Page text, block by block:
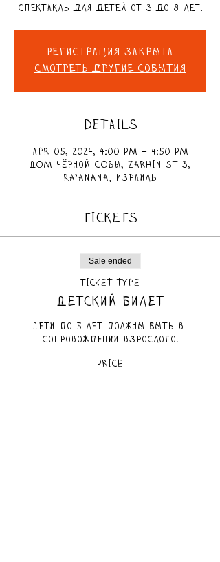
Спектакль для детей от 3 до 9 лет.
Регистрация закрыта
Смотреть другие события
DETAILS
Apr 05, 2024, 4:00 PM – 4:50 PM
ДОМ чёрной СОВЫ, Zarhin St 3,
Ra'anana, Израиль
TICKETS
Sale ended
Ticket type
Детский билет
Дети до 5 лет должны быть в
сопровождении взрослого.
Price